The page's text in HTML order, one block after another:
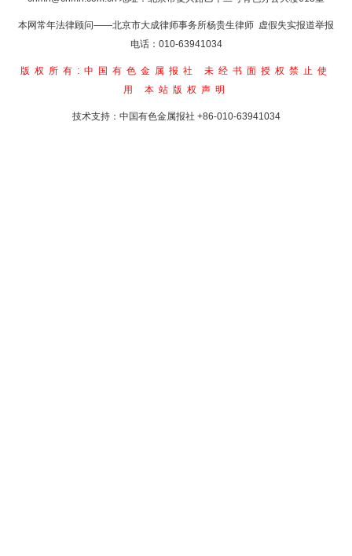
本网常年法律顾问——北京市大成律师事务所杨贵生律师 虚假失实报道举报
电话：010-63941034
版权所有:中国有色金属报社
未经书面授权禁止使
用 本站版权声明
技术支持：中国有色金属报社 +86-010-63941034